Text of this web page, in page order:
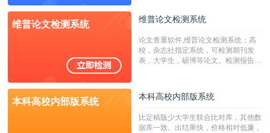
校用来检测硕博论文的系统，检测范围
广，数据来源真实，检测算法合理!本
字符数30万）
维普论文检测系统 维普论文检测系统
论文查重软件,维普论文检测系统：高
校，杂志社指定系统，可检测期刊发
表，大学生，硕博等论文。检测报告支
本科高校内部版系统 本科高校内部版系统
比定稿版少大学生联合比对库，其他数
据库一致。出结果快，价格相对低廉，